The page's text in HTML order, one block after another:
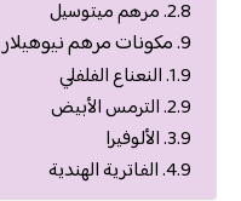
مرهم ميتوسيل
مكونات مرهم نيوهيلار
النعناع الفلفلي
الترمس الأبيض
الألوفيرا
الفاترية الهندية